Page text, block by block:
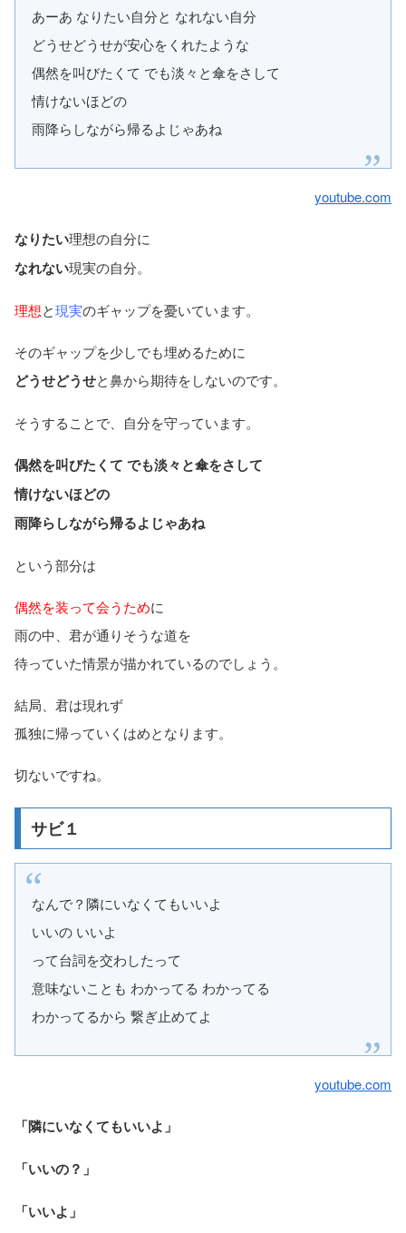
あーあ なりたい自分と なれない自分
どうせどうせが安心をくれたような
偶然を叫びたくて でも淡々と傘をさして
情けないほどの
雨降らしながら帰るよじゃあね
youtube.com
なりたい理想の自分に
なれない現実の自分。
理想と現実のギャップを憂いています。
そのギャップを少しでも埋めるために
どうせどうせと鼻から期待をしないのです。
そうすることで、自分を守っています。
偶然を叫びたくて でも淡々と傘をさして
情けないほどの
雨降らしながら帰るよじゃあね
という部分は
偶然を装って会うために
雨の中、君が通りそうな道を
待っていた情景が描かれているのでしょう。
結局、君は現れず
孤独に帰っていくはめとなります。
切ないですね。
サビ１
なんで？隣にいなくてもいいよ
いいの いいよ
って台詞を交わしたって
意味ないことも わかってる わかってる
わかってるから 繋ぎ止めてよ
youtube.com
「隣にいなくてもいいよ」
「いいの？」
「いいよ」